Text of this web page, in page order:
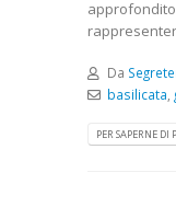
approfondito
Da
basilicata,
PER SAPERNE DI